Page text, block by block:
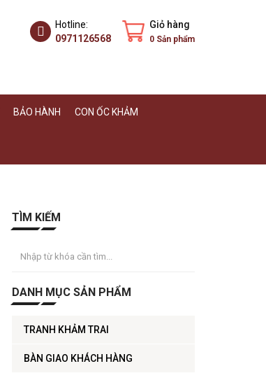
Giỏ hàng
0 Sản phẩm
Hotline:
0971126568
BẢO HÀNH CON ỐC KHẢM
TÌM KIẾM
DANH MỤC SẢN PHẨM
TRANH KHẢM TRAI
BÀN GIAO KHÁCH HÀNG